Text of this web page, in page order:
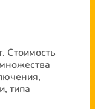
Стоимость
типа